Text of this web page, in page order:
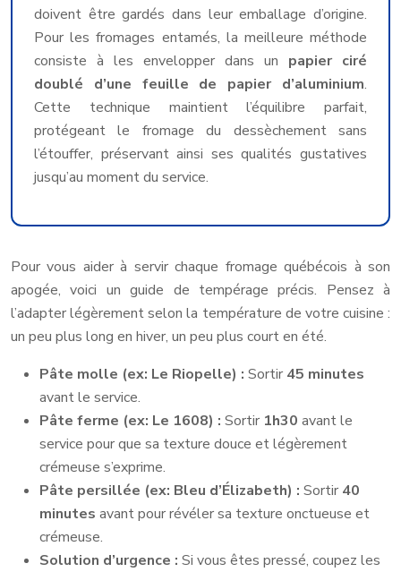
doivent être gardés dans leur emballage d’origine.
Pour les fromages entamés, la meilleure méthode
consiste à les envelopper dans un papier ciré
doublé d’une feuille de papier d’aluminium.
Cette technique maintient l’équilibre parfait,
protégeant le fromage du dessèchement sans
l’étouffer, préservant ainsi ses qualités gustatives
jusqu’au moment du service.
Pour vous aider à servir chaque fromage québécois à son
apogée, voici un guide de tempérage précis. Pensez à
l’adapter légèrement selon la température de votre cuisine :
un peu plus long en hiver, un peu plus court en été.
Pâte molle (ex: Le Riopelle) : Sortir 45 minutes
avant le service.
Pâte ferme (ex: Le 1608) : Sortir 1h30 avant le
service pour que sa texture douce et légèrement
crémeuse s’exprime.
Pâte persillée (ex: Bleu d’Élizabeth) : Sortir 40
minutes avant pour révéler sa texture onctueuse et
crémeuse.
Solution d’urgence : Si vous êtes pressé, coupez les